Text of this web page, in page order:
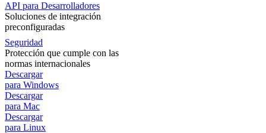
API para Desarrolladores
Soluciones de integración
preconfiguradas
Seguridad
Protección que cumple con las
normas internacionales
Descargar
para Windows
Descargar
para Mac
Descargar
para Linux